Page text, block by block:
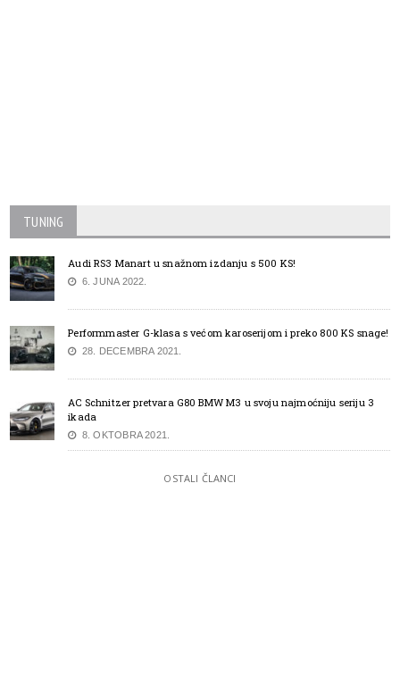
TUNING
Audi RS3 Manart u snažnom izdanju s 500 KS!
6. JUNA 2022.
Performmaster G-klasa s većom karoserijom i preko 800 KS snage!
28. DECEMBRA 2021.
AC Schnitzer pretvara G80 BMW M3 u svoju najmoćniju seriju 3
ikada
8. OKTOBRA 2021.
OSTALI ČLANCI